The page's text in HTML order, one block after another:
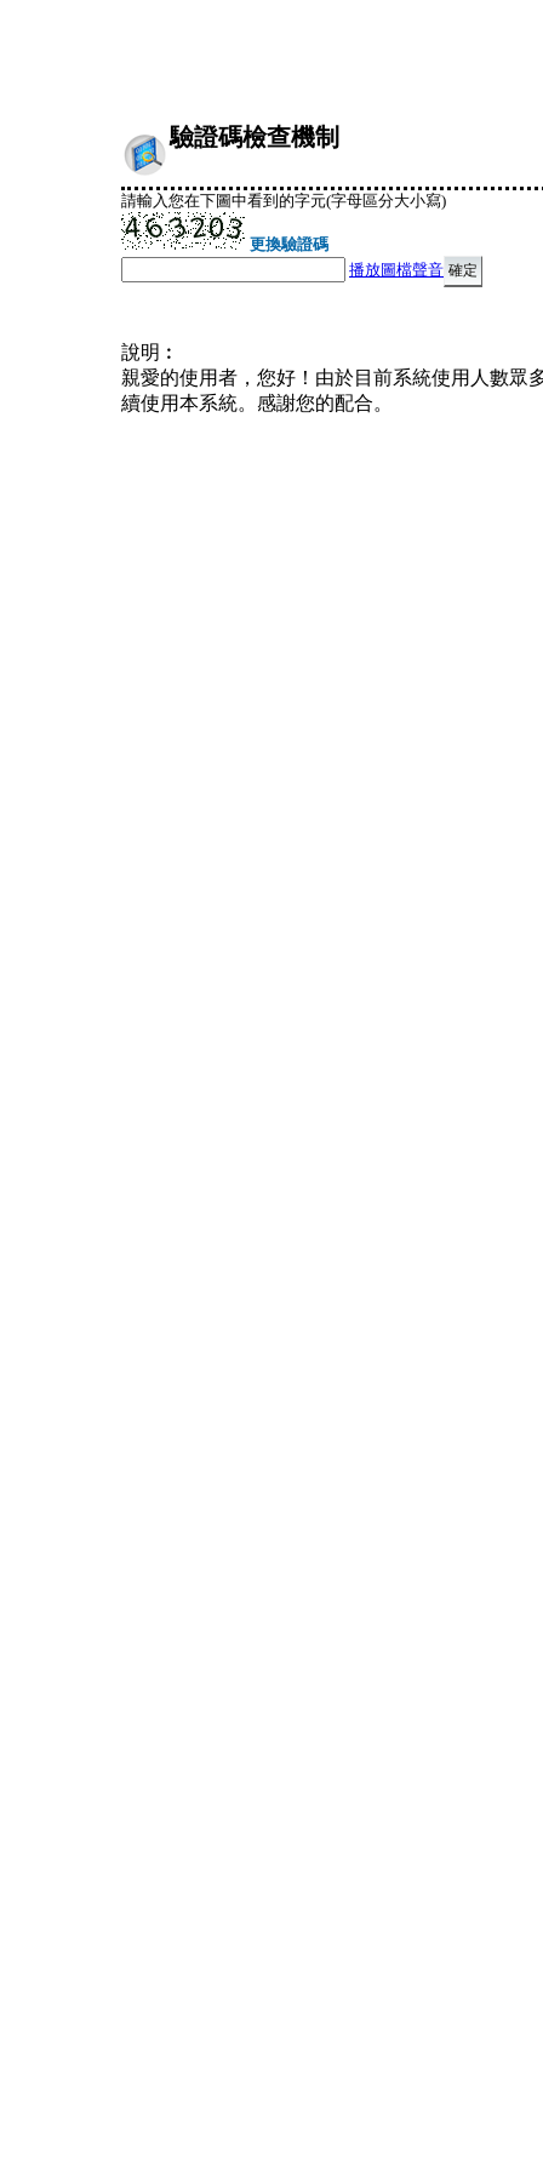
驗證碼檢查機制
請輸入您在下圖中看到的字元(字母區分大小寫)
更換驗證碼
播放圖檔聲音
說明︰
親愛的使用者，您好！由於目前系統使用人數眾
續使用本系統。感謝您的配合。